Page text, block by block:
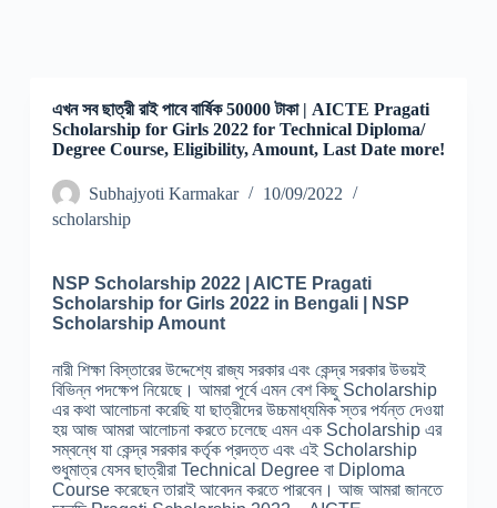
এখন সব ছাত্রী রাই পাবে বার্ষিক 50000 টাকা | AICTE Pragati
Scholarship for Girls 2022 for Technical Diploma/
Degree Course, Eligibility, Amount, Last Date more!
Subhajyoti Karmakar
10/09/2022
scholarship
NSP Scholarship 2022 | AICTE Pragati
Scholarship for Girls 2022in Bengali | NSP
Scholarship Amount
নারী শিক্ষা বিস্তারের উদ্দেশ্যে রাজ্য সরকার এবং কেন্দ্র সরকার উভয়ই
বিভিন্ন পদক্ষেপ নিয়েছে। আমরা পূর্বে এমন বেশ কিছু Scholarship
এর কথা আলোচনা করেছি যা ছাত্রীদের উচ্চমাধ্যমিক স্তর পর্যন্ত দেওয়া
হয় আজ আমরা আলোচনা করতে চলেছে এমন এক Scholarship এর
সম্বন্ধে যা কেন্দ্র সরকার কর্তৃক প্রদত্ত এবং এই Scholarship
শুধুমাত্র যেসব ছাত্রীরা Technical Degree বা Diploma
Course করেছেন তারাই আবেদন করতে পারবেন। আজ আমরা জানতে